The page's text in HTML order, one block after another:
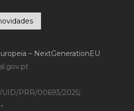
– NextGenerationEU
PRR/00693/2025;